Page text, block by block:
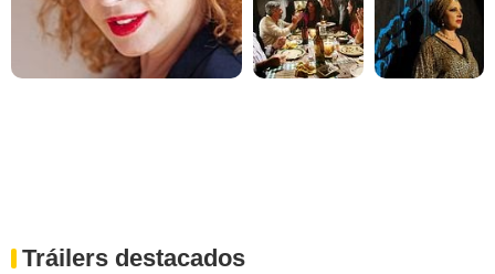
Tráilers destacados